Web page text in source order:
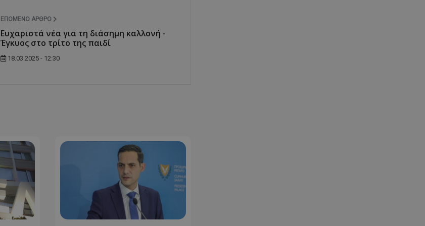
ΕΠΌΜΕΝΟ ΆΡΘΡΟ
Ευχαριστά νέα για τη διάσημη καλλονή -
Έγκυος στο τρίτο της παιδί
18.03.2025 - 12:30
Microsoft Corporation
themasports.tothemaonline.com
πληροφορίες σχετικά με τον τρόπο
με τον οποίο ο τελικός χρήστης
απορρήτου, εξασφαλίζοντας ότι
οι προτιμήσεις τους τιμώνται σε
Cloudflare Inc.
.onesignal.com
29 λεπτά 58
δευτερόλεπτα
Αυτό το cookie χρησιμοποιείται
για τη διάκριση μεταξύ ανθρώπων
και ρομπότ. Αυτό είναι επωφελές
για τον ιστότοπο, προκειμένου να
κάνει έγκυρες αναφορές σχετικά με
τη χρήση του ιστότοπού τους.
Cloudflare Inc.
29 λεπτά 59
Αυτό το cookie χρησιμοποιείται